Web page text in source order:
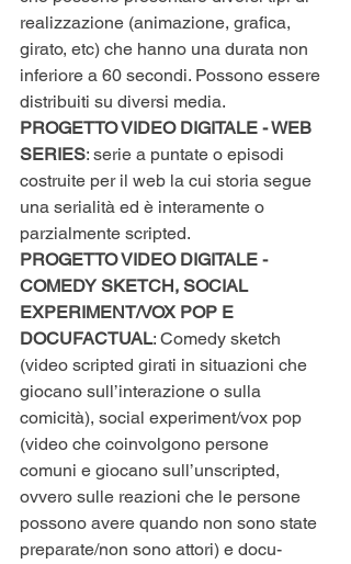
realizzazione (animazione, grafica,
girato, etc) che hanno una durata non
inferiore a 60 secondi. Possono essere
distribuiti su diversi media.
PROGETTO VIDEO DIGITALE - WEB
SERIES: serie a puntate o episodi
costruite per il web la cui storia segue
una serialità ed è interamente o
parzialmente scripted.
PROGETTO VIDEO DIGITALE -
COMEDY SKETCH, SOCIAL
EXPERIMENT/VOX POP E
DOCUFACTUAL: Comedy sketch
(video scripted girati in situazioni che
giocano sull’interazione o sulla
comicità), social experiment/vox pop
(video che coinvolgono persone
comuni e giocano sull’unscripted,
ovvero sulle reazioni che le persone
possono avere quando non sono state
preparate/non sono attori) e docu-